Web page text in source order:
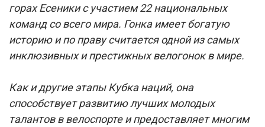
горах Есеники с участием 22 национальных
команд со всего мира. Гонка имеет богатую
историю и по праву считается одной из самых
инклюзивных и престижных велогонок в мире.
Как и другие этапы Кубка наций, она
способствует развитию лучших молодых
талантов в велоспорте и предоставляет многим